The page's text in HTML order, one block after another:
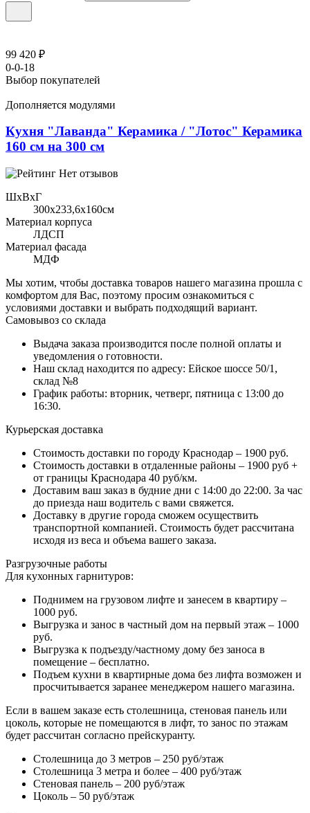
99 420 ₽
0-0-18
Выбор покупателей
Дополняется модулями
Кухня "Лаванда" Керамика / "Лотос" Керамика
160 см на 300 см
Нет отзывов
ШхВхГ
300x233,6х160см
Материал корпуса
ЛДСП
Материал фасада
МДФ
Мы хотим, чтобы доставка товаров нашего магазина прошла с
комфортом для Вас, поэтому просим ознакомиться с
условиями доставки и выбрать подходящий вариант.
Самовывоз со склада
Выдача заказа производится после полной оплаты и
уведомления о готовности.
Наш склад находится по адресу: Ейское шоссе 50/1,
склад №8
График работы: вторник, четверг, пятница с 13:00 до
16:30.
Курьерская доставка
Стоимость доставки по городу Краснодар – 1900 руб.
Стоимость доставки в отдаленные районы – 1900 руб +
от границы Краснодара 40 руб/км.
Доставим ваш заказ в будние дни с 14:00 до 22:00. За час
до приезда наш водитель с вами свяжется.
Доставку в другие города сможем осуществить
транспортной компанией. Стоимость будет рассчитана
исходя из веса и объема вашего заказа.
Разгрузочные работы
Для кухонных гарнитуров:
Поднимем на грузовом лифте и занесем в квартиру –
1000 руб.
Выгрузка и занос в частный дом на первый этаж – 1000
руб.
Выгрузка к подъезду/частному дому без заноса в
помещение – бесплатно.
Подъем кухни в квартирные дома без лифта возможен и
просчитывается заранее менеджером нашего магазина.
Если в вашем заказе есть столешница, стеновая панель или
цоколь, которые не помещаются в лифт, то занос по этажам
будет рассчитан согласно прейскуранту.
Столешница до 3 метров – 250 руб/этаж
Столешница 3 метра и более – 400 руб/этаж
Стеновая панель – 200 руб/этаж
Цоколь – 50 руб/этаж